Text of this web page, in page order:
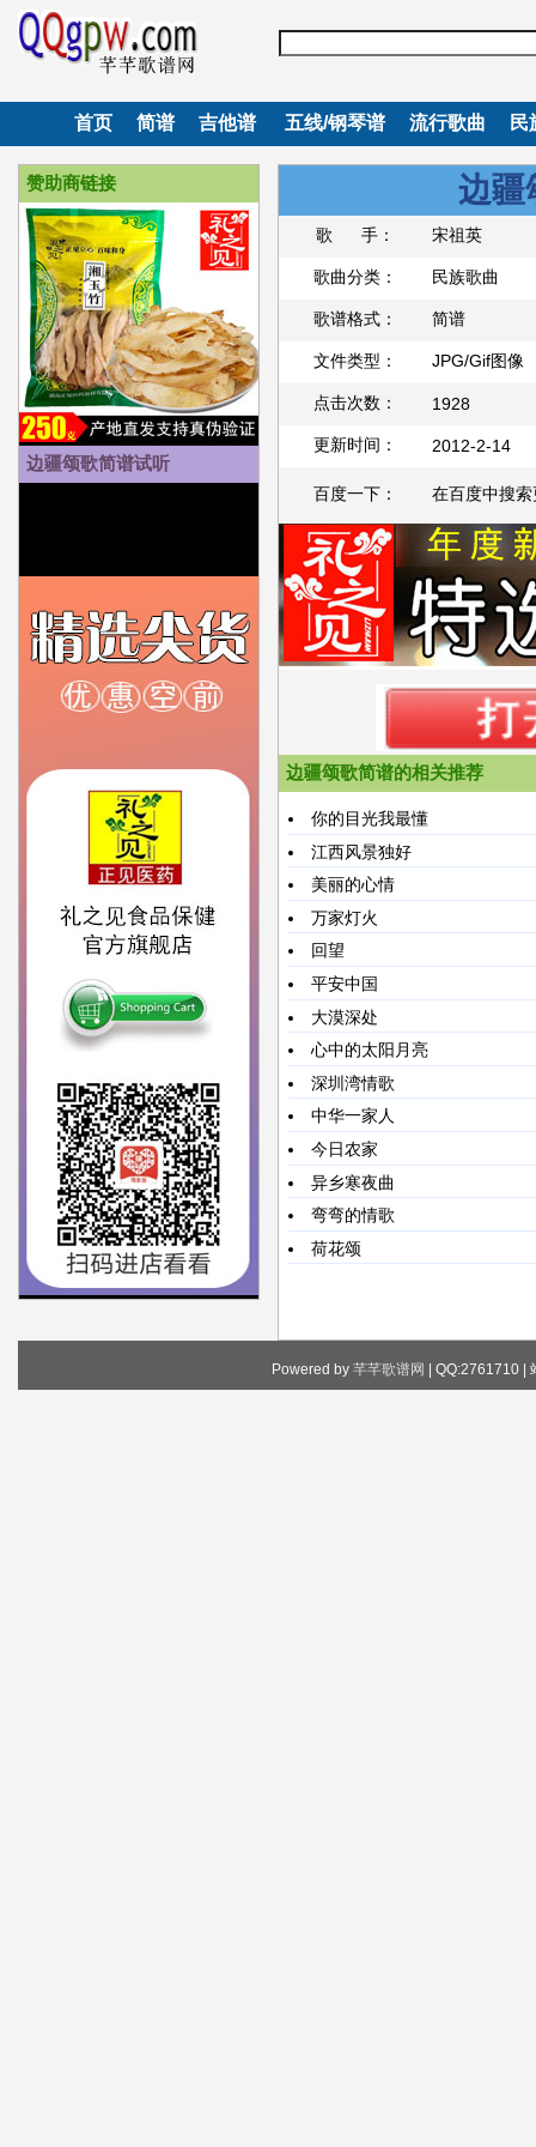
首页 简谱 吉他谱 五线/钢琴谱 流行歌曲 民
赞助商链接
边疆颂歌简谱试听
边疆
歌 手： 宋祖英
歌曲分类： 民族歌曲
歌谱格式： 简谱
文件类型： JPG/Gif图像
点击次数： 1928
更新时间： 2012-2-14
百度一下： 在百度中搜
边疆颂歌简谱的相关推荐
你的目光我最懂
江西风景独好
美丽的心情
万家灯火
回望
平安中国
大漠深处
心中的太阳月亮
深圳湾情歌
中华一家人
今日农家
异乡寒夜曲
弯弯的情歌
荷花颂
Powered by 芊芊歌谱网 | QQ:2761710 |